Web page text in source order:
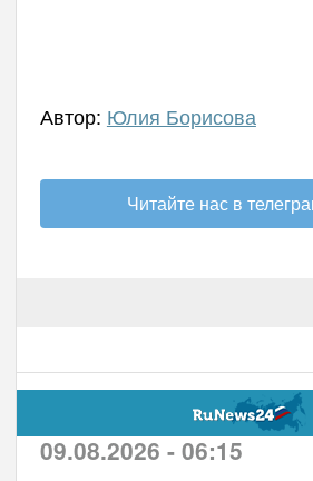
Автор: Юлия Борисова
Читайте нас в
09.08.2026 - 06:15